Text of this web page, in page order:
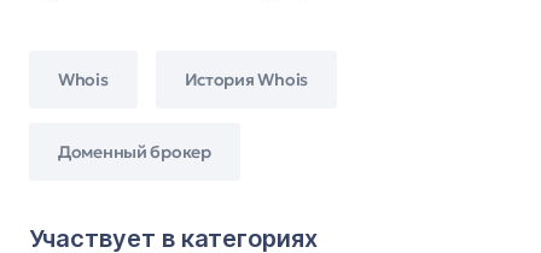
Whois История Whois
Доменный брокер
Участвует в категориях